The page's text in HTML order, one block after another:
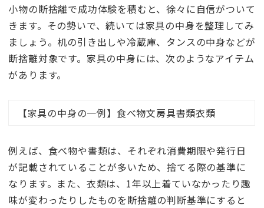
小物の断捨離で成功体験を積むと、徐々に自信がついて
きます。その勢いで、続いては家具の中身を整理してみ
ましょう。机の引き出しや冷蔵庫、タンスの中身などが
断捨離対象です。家具の中身には、次のようなアイテム
があります。
【家具の中身の一例】食べ物文房具書類衣類
例えば、食べ物や書類は、それぞれ消費期限や発行日
が記載されていることが多いため、捨てる際の基準に
なります。また、衣類は、1年以上着ていなかったり趣
味が変わったりしたものを断捨離の判断基準にすると